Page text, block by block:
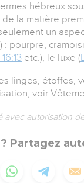
hébreux
la matière
un
: pourpre,
etc.), le luxe (
linges, étoffes,
voir
avec autorisation
Partagez